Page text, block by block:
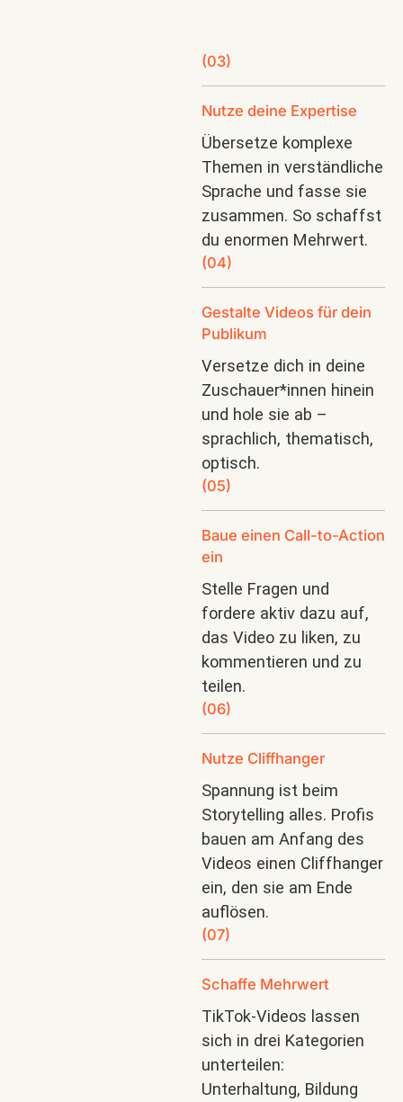
(03)
Nutze deine Expertise
Übersetze komplexe
Themen in verständliche
Sprache und fasse sie
zusammen. So schaffst
du enormen Mehrwert.
(04)
Gestalte Videos für dein
Publikum
Versetze dich in deine
Zuschauer*innen hinein
und hole sie ab –
sprachlich, thematisch,
optisch.
(05)
Baue einen Call-to-Action
ein
Stelle Fragen und
fordere aktiv dazu auf,
das Video zu liken, zu
kommentieren und zu
teilen.
(06)
Nutze Cliffhanger
Spannung ist beim
Storytelling alles. Profis
bauen am Anfang des
Videos einen Cliffhanger
ein, den sie am Ende
auflösen.
(07)
Schaffe Mehrwert
TikTok-Videos lassen
sich in drei Kategorien
unterteilen:
Unterhaltung, Bildung